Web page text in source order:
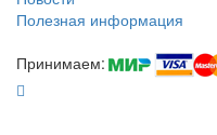
Полезная информация
Принимаем: